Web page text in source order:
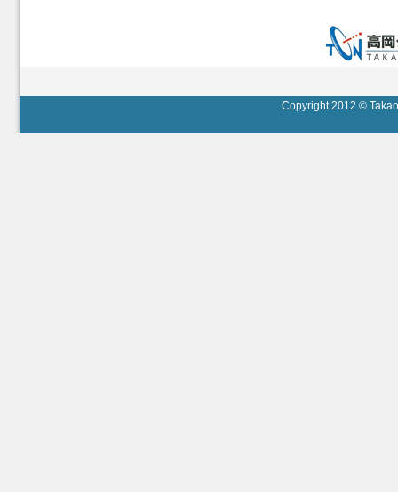
Copyright 2012 ©